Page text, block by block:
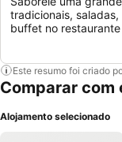
tradicionais,
buffet no
Este resumo foi criado
Comparar com
Alojamento selecionado